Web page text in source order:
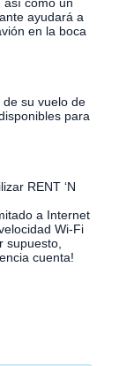
ayudará a
en la boca
su vuelo de
para
RENT ‘N
a Internet
Wi-Fi
supuesto,
cuenta!